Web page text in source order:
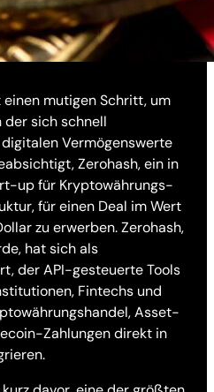
mutigen Schritt, um
der sich schnell
Vermögenswerte
Zerohash, ein in
up für Kryptowährungs-
für einen Deal im Wert
zu erwerben. Zerohash,
hat sich als
der API-gesteuerte Tools
Fintechs und
Asset-
Zahlungen direkt in